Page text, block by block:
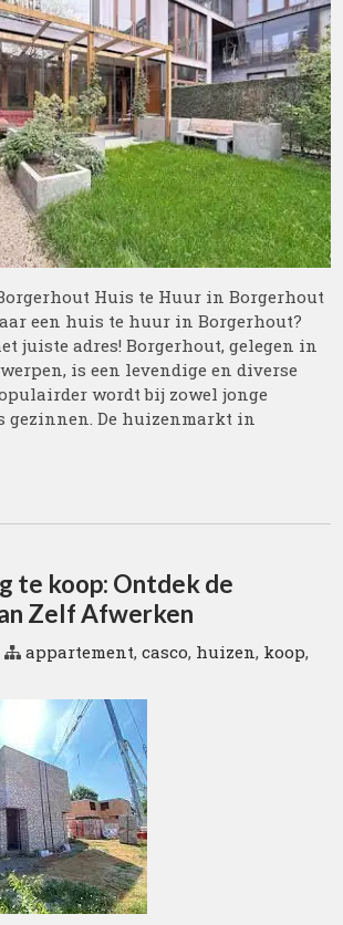
Huis te Huur in Borgerhout
een huis te huur in Borgerhout?
juiste adres! Borgerhout, gelegen in
is een levendige en diverse
wordt bij zowel jonge
gezinnen. De huizenmarkt in
te koop: Ontdek de
Zelf Afwerken
appartement,casco, huizen, koop,